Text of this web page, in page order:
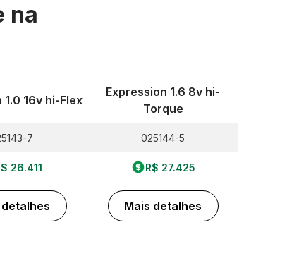
na
1.0 16v hi-Flex
7
26.411
Expression 1.6 8v hi-
Torque
025144-5
R$ 27.425
Mais detalhes